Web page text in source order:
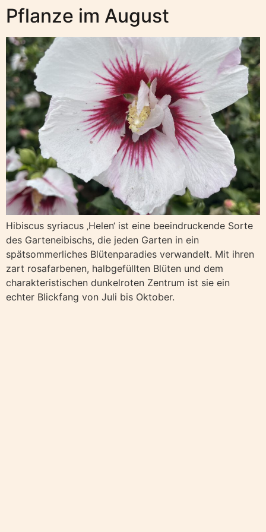
Pflanze im August
Hibiscus syriacus ‚Helen‘ ist eine beeindruckende Sorte
des Garteneibischs, die jeden Garten in ein
spätsommerliches Blütenparadies verwandelt. Mit ihren
zart rosafarbenen, halbgefüllten Blüten und dem
charakteristischen dunkelroten Zentrum ist sie ein
echter Blickfang von Juli bis Oktober.